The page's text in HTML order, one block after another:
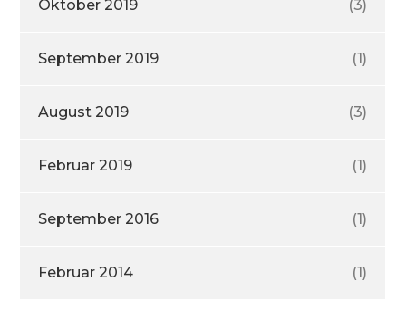
Oktober 2019 (3)
September 2019 (1)
August 2019 (3)
Februar 2019 (1)
September 2016 (1)
Februar 2014 (1)